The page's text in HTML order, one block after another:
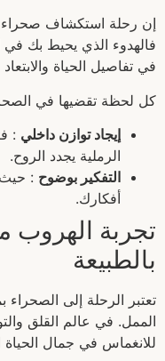
إن رحلة استكشاف صحراء
فالهدوء الذي يحيط بك
في تفاصيل الحياة
كل لحظة تقضيها في
إيجاد توازن داخلي :
الرملية يجدد الروح.
التفكير بوضوح :
أفكارك.
تجربة الهروب
بالطبيعة
تعتبر الرحلة إلى الصحراء
الممل. في عالم القلق
للانغماس في جمال الحياة